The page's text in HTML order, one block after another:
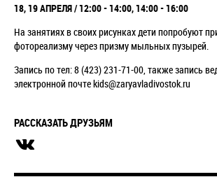
18, 19 АПРЕЛЯ / 12:00 - 14:00, 14:00 - 16:00
На занятиях в своих рисунках дети попробуют
фотореализму через призму мыльных пузырей.
Запись по тел: 8 (423) 231-71-00, также запись
электронной почте kids@zaryavladivostok.ru
РАССКАЗАТЬ ДРУЗЬЯМ